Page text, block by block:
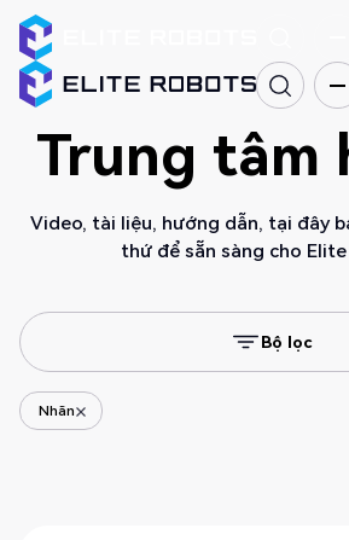
Trung tâm
Video, tài liệu, hướng dẫn, tại đây
thứ để sẵn sàng cho
Bộ lọc
Nhãn